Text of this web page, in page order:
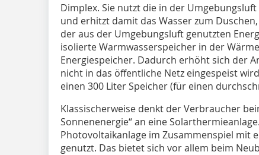
Dimplex. Sie nutzt die in der
und erhitzt damit das Wasser zum
der aus der Umgebungsluft genutzten
isolierte Warmwasserspeicher in der
Energiespeicher. Dadurch erhöht sich der
nicht in das öffentliche Netz eingespeist
einen 300 Liter Speicher (für einen
Klassischerweise denkt der Verbraucher
Sonnenenergie“ an eine
Photovoltaikanlage im Zusammenspiel mit
genutzt. Das bietet sich vor allem beim